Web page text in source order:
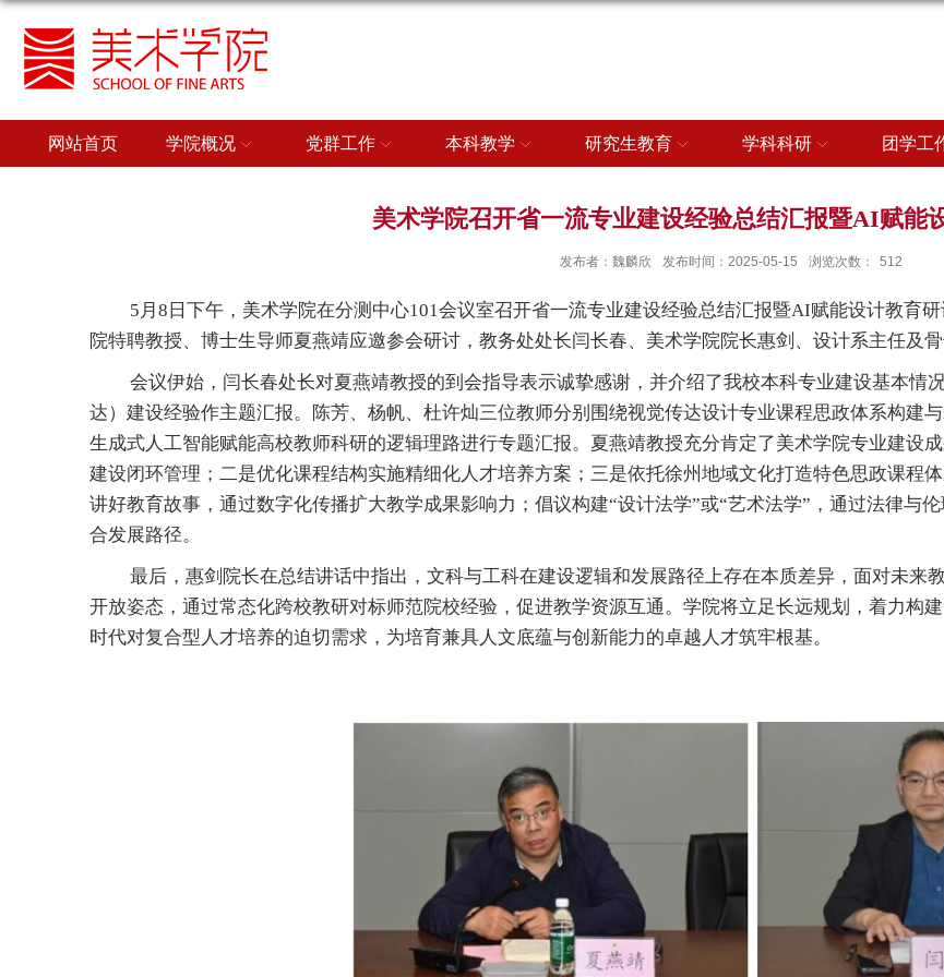
网站首页 学院概况 党群工作 本科教学 研究生教育 学科科研 团学工
美术学院召开省一流专业建设经验总结汇报暨AI赋能
发布者：魏麟欣 发布时间：2025-05-15 浏览次数： 512
5月8日下午，美术学院在分测中心101会议室召开省一流专业建设经验总结汇报暨AI赋能设计教育
院特聘教授、博士生导师夏燕靖应邀参会研讨，教务处处长闫长春、美术学院院长惠剑、设计系主任及
会议伊始，闫长春处长对夏燕靖教授的到会指导表示诚挚感谢，并介绍了我校本科专业建设基本情
达）建设经验作主题汇报。陈芳、杨帆、杜许灿三位教师分别围绕视觉传达设计专业课程思政体系构建
生成式人工智能赋能高校教师科研的逻辑理路进行专题汇报。夏燕靖教授充分肯定了美术学院专业建设
建设闭环管理；二是优化课程结构实施精细化人才培养方案；三是依托徐州地域文化打造特色思政课程
讲好教育故事，通过数字化传播扩大教学成果影响力；倡议构建“设计法学”或“艺术法学”，通过法律与
合发展路径。
最后，惠剑院长在总结讲话中指出，文科与工科在建设逻辑和发展路径上存在本质差异，面对未来
开放姿态，通过常态化跨校教研对标师范院校经验，促进教学资源互通。学院将立足长远规划，着力构
时代对复合型人才培养的迫切需求，为培育兼具人文底蕴与创新能力的卓越人才筑牢根基。